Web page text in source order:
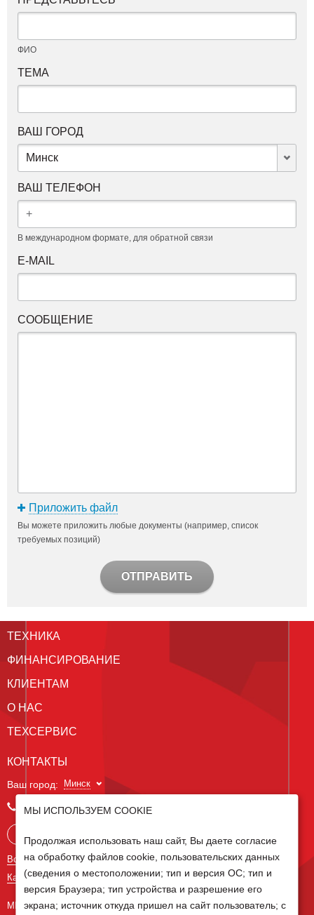
ФИО
ТЕМА
ВАШ ГОРОД
Минск
ВАШ ТЕЛЕФОН
В международном формате, для обратной связи
E-MAIL
СООБЩЕНИЕ
Приложить файл
Вы можете приложить любые документы (например, список
требуемых позиций)
ОТПРАВИТЬ
ТЕХНИКА
ФИНАНСИРОВАНИЕ
КЛИЕНТАМ
О НАС
ТЕХСЕРВИС
КОНТАКТЫ
Ваш город: Минск
+375 29 238 97 34
Все контакты
Карта сайта
МЫ В СОЦ СЕТЯХ
МЫ ИСПОЛЬЗУЕМ COOKIE
Продолжая использовать наш сайт, Вы даете согласие
на обработку файлов cookie, пользовательских данных
(сведения о местоположении; тип и версия ОС; тип и
версия Браузера; тип устройства и разрешение его
экрана; источник откуда пришел на сайт пользователь; с